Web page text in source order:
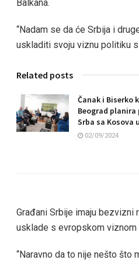
Balkana.
“Nadam se da će Srbija i
uskladiti svoju viznu politiku s
Related posts
Čanak i Biserko
Beograd planira
Srba sa Kosova
02/09/2024
Građani Srbije imaju bezvizni
usklade s evropskom
“Naravno da to nije nešto što